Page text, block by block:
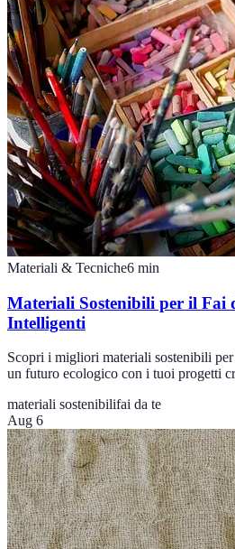
Materiali & Tecniche6 min
Materiali Sostenibili per il Fai
Intelligenti
Scopri i migliori materiali sostenibili
un futuro ecologico con i tuoi progetti
materiali sostenibilifai da te
Aug 6